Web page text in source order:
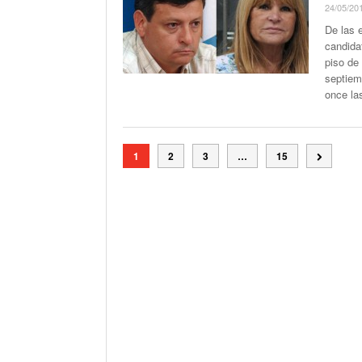
24/05/
De las
piso
once
1 2 3 … 15